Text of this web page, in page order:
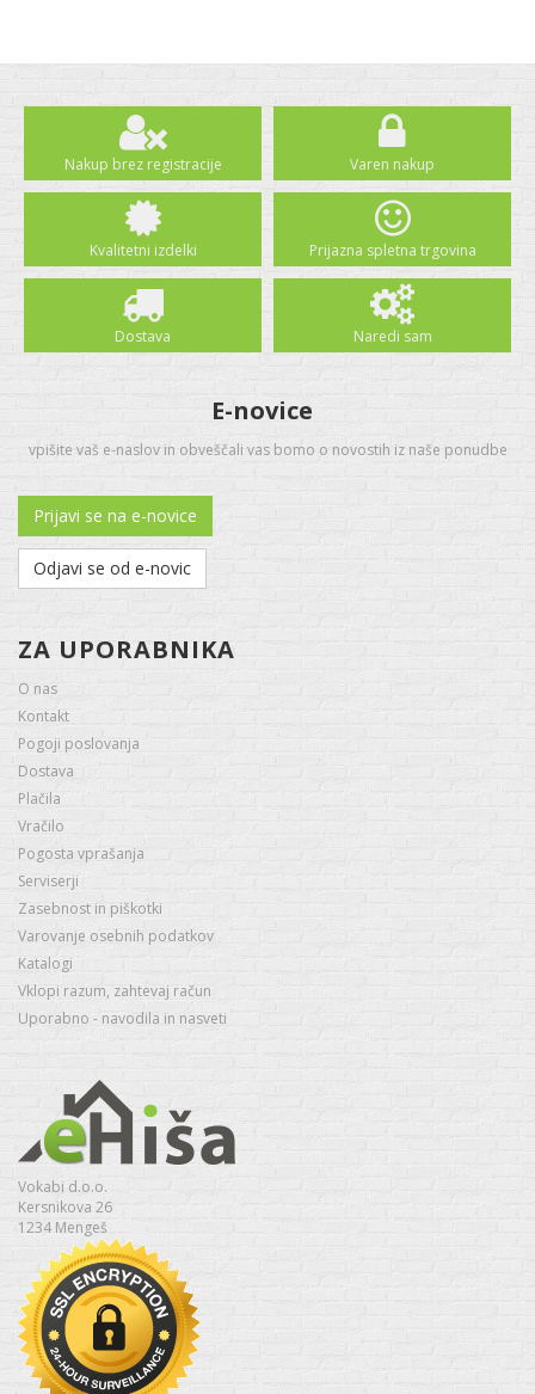
Nakup brez registracije Varen nakup
Kvalitetni izdelki Prijazna spletna trgovina
Dostava Naredi sam
E-novice
vpišite vaš e-naslov in obveščali vas bomo o novostih iz naše ponudbe
Prijavi se na e-novice
Odjavi se od e-novic
ZA UPORABNIKA
O nas
Kontakt
Pogoji poslovanja
Dostava
Plačila
Vračilo
Pogosta vprašanja
Serviserji
Zasebnost in piškotki
Varovanje osebnih podatkov
Katalogi
Vklopi razum, zahtevaj račun
Uporabno - navodila in nasveti
Vokabi d.o.o.
Kersnikova 26
1234 Mengeš